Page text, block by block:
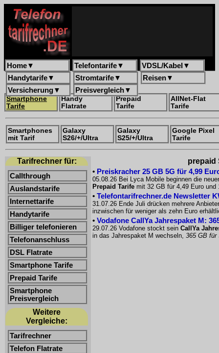
Home▼ Telefontarife▼ VDSL/Kabel ▼
Handytarife▼ Stromtarife▼ Reisen▼
Versicherung▼ Preisvergleich▼
Smartphone
Tarife
Handy
Flatrate
Prepaid
Tarife
AllNet-Flat
Tarife
Smartphones
mit Tarif
Galaxy
S26/+/Ultra
Galaxy
S25/+/Ultra
Google Pixel
Tarife
Tarifrechner für:
Callthrough
Auslandstarife
Internettarife
Handytarife
Billiger telefonieren
Telefonanschluss
DSL Flatrate
Smartphone Tarife
Prepaid Tarife
Smartphone
Preisvergleich
Weitere
Vergleiche:
Tarifrechner
Telefon Flatrate
prepaid
• Preiskracher 25 GB 5G für 4,99
05.08.26 Bei Lyca Mobile beginnen die
Prepaid Tarife mit 32 GB für 4,49 Euro
• Telefontarifrechner.de Newsletter
31.07.26 Ende Juli drücken mehrere
inzwischen für weniger als zehn Euro
• Vodafone CallYa Jahrespaket M:
29.07.26 Vodafone stockt sein CallYa
in das Jahrespaket M wechseln, 365 GB für